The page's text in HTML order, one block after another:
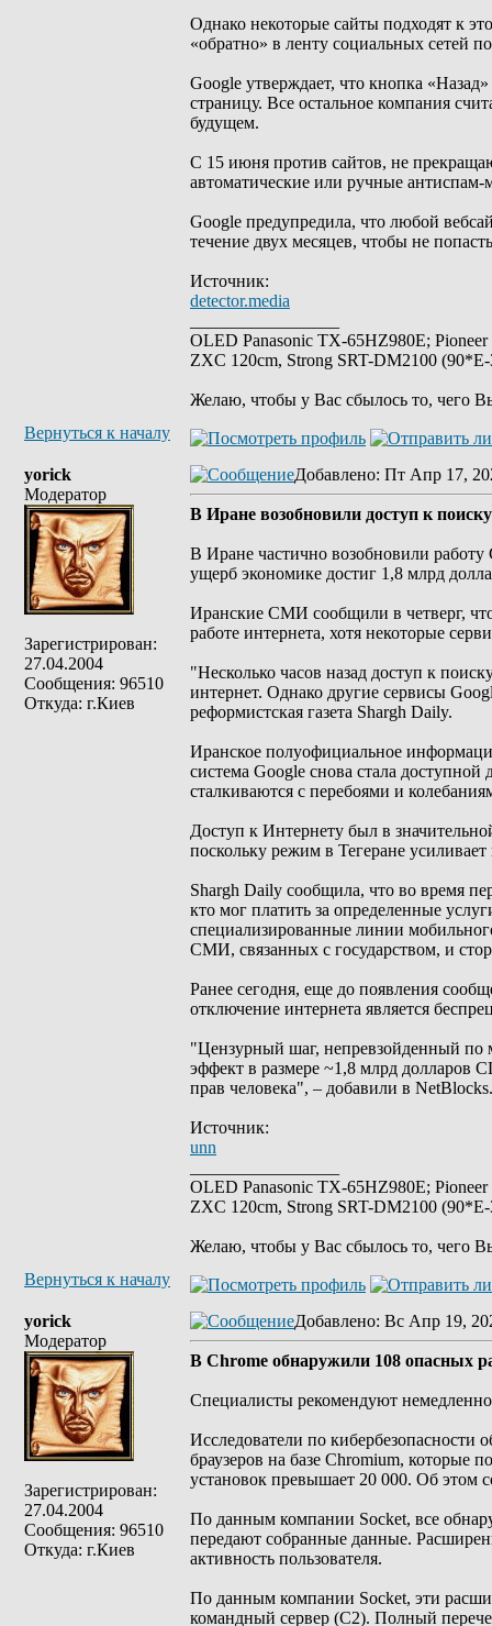
Однако некоторые сайты подходят к
«обратно» в ленту социальных сетей
Google утверждает, что кнопка
страницу. Все остальное компания
будущем.
С 15 июня против сайтов, не
автоматические или ручные
Google предупредила, что любой
течение двух месяцев, чтобы не
Источник:
detector.media
OLED Panasonic TX-65HZ980E;
ZXC 120cm, Strong SRT-DM2100
Желаю, чтобы у Вас сбылось то, чего
Вернуться к началу
yorick
Модератор
Зарегистрирован:
27.04.2004
Сообщения: 96510
Откуда: г.Киев
Добавлено: Пт Апр 17,
В Иране возобновили доступ к
В Иране частично возобновили работу
ущерб экономике достиг 1,8 млрд
Иранские СМИ сообщили в четверг,
работе интернета, хотя некоторые
"Несколько часов назад доступ к
интернет. Однако другие сервисы
реформистская газета Shargh Daily.
Иранское полуофициальное
система Google снова стала доступной
сталкиваются с перебоями и
Доступ к Интернету был в
поскольку режим в Тегеране
Shargh Daily сообщила, что во время
кто мог платить за определенные
специализированные линии
СМИ, связанных с государством, и
Ранее сегодня, еще до появления
отключение интернета является
"Цензурный шаг, непревзойденный по
эффект в размере ~1,8 млрд долларов
прав человека", – добавили в NetBlocks.
Источник:
unn
OLED Panasonic TX-65HZ980E;
ZXC 120cm, Strong SRT-DM2100
Желаю, чтобы у Вас сбылось то, чего
Вернуться к началу
yorick
Модератор
Зарегистрирован:
27.04.2004
Сообщения: 96510
Откуда: г.Киев
Добавлено: Вс Апр 19,
В Chrome обнаружили 108 опасных
Специалисты рекомендуют
Исследователи по
браузеров на базе Chromium, которые
установок превышает 20 000. Об этом
По данным компании Socket, все
передают собранные данные.
активность пользователя.
По данным компании Socket, эти
командный сервер (C2). Полный